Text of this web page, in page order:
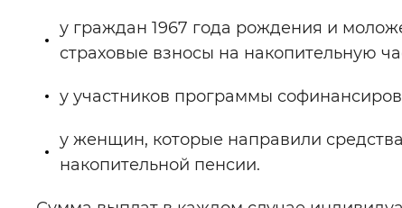
у граждан 1967 года рождения и
страховые взносы на накопительную
у участников программы
у женщин, которые направили
накопительной пенсии.